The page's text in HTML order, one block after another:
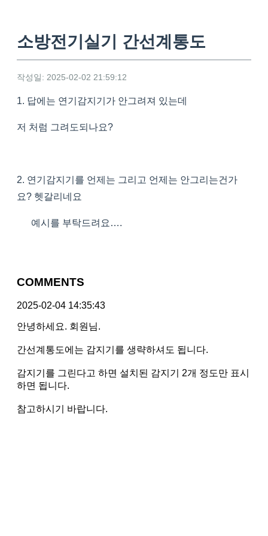
소방전기실기 간선계통도
작성일: 2025-02-02 21:59:12
1. 답에는 연기감지기가 안그려져 있는데
저 처럼 그려도되나요?
2. 연기감지기를 언제는 그리고 언제는 안그리는건가
요? 헷갈리네요
예시를 부탁드려요….
COMMENTS
2025-02-04 14:35:43
안녕하세요. 회원님.
간선계통도에는 감지기를 생략하셔도 됩니다.
감지기를 그린다고 하면 설치된 감지기 2개 정도만 표시
하면 됩니다.
참고하시기 바랍니다.